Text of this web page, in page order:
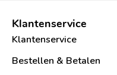
Klantenservice
Klantenservice
Bestellen & Betalen